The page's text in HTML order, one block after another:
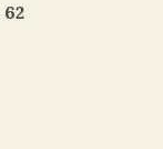
62